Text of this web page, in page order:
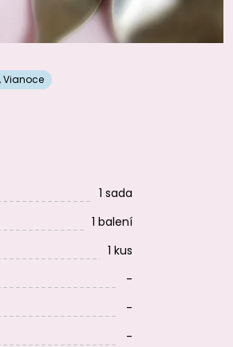
,Vianoce
1 sada
1 balení
1 kus
-
-
-